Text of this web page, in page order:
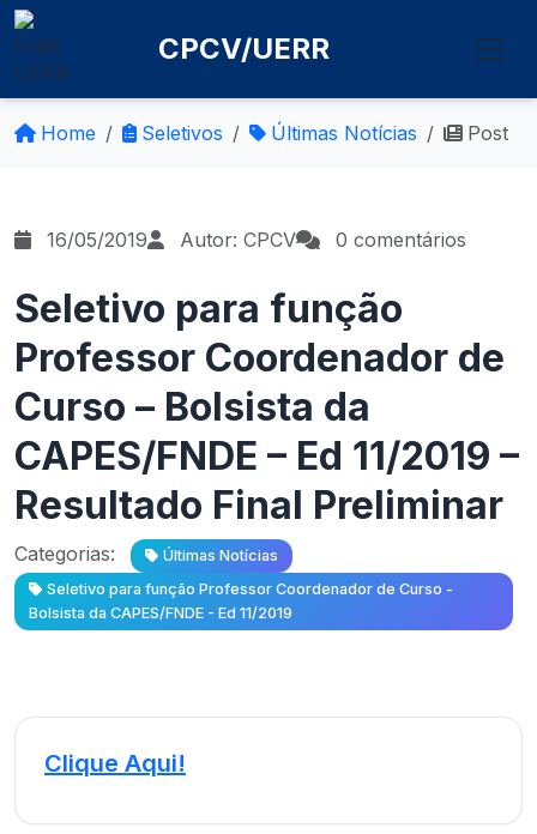
CPCV/UERR
Home Seletivos Últimas Notícias Post
16/05/2019 Autor: CPCV 0 comentários
Seletivo para função
Professor Coordenador de
Curso – Bolsista da
CAPES/FNDE – Ed 11/2019 –
Resultado Final Preliminar
Categorias:
Últimas Notícias
Seletivo para função Professor Coordenador de Curso -
Bolsista da CAPES/FNDE - Ed 11/2019
Clique Aqui!